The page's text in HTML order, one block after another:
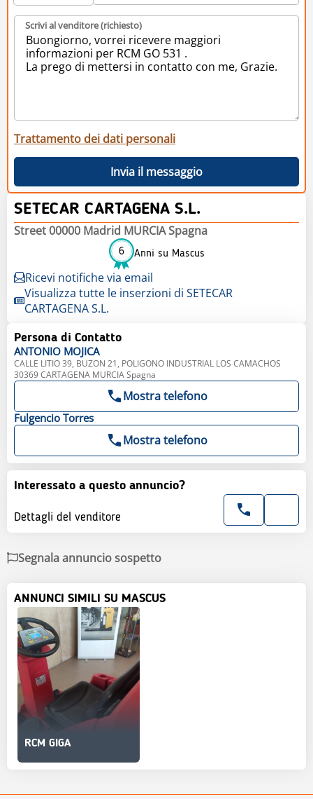
Scrivi al venditore (richiesto)
Trattamento dei dati personali
Invia il messaggio
SETECAR CARTAGENA S.L.
Street 00000 Madrid MURCIA Spagna
6 Anni su Mascus
Ricevi notifiche via email
Visualizza tutte le inserzioni di SETECAR
CARTAGENA S.L.
Persona di Contatto
ANTONIO MOJICA
CALLE LITIO 39, BUZON 21, POLIGONO INDUSTRIAL LOS CAMACHOS
30369 CARTAGENA MURCIA Spagna
Mostra telefono
Fulgencio Torres
Mostra telefono
Interessato a questo annuncio?
Dettagli del venditore
Segnala annuncio sospetto
ANNUNCI SIMILI SU MASCUS
RCM GIGA